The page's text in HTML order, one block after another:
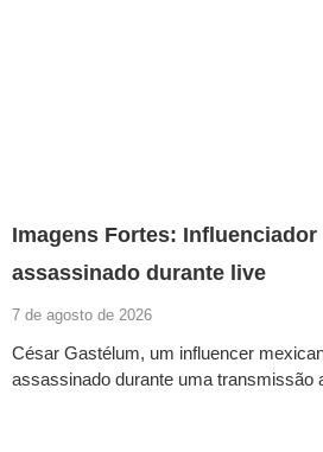
Imagens Fortes: Influenciador
assassinado durante live
7 de agosto de 2026
César Gastélum, um influencer
assassinado durante uma transmissão